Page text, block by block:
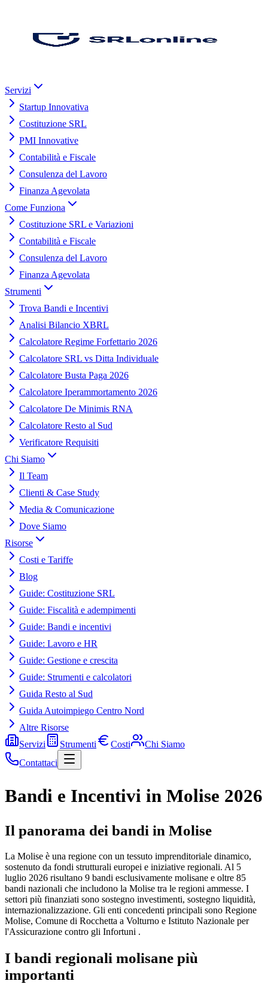
Servizi
Startup Innovativa
Costituzione SRL
PMI Innovative
Contabilità e Fiscale
Consulenza del Lavoro
Finanza Agevolata
Come Funziona
Costituzione SRL e Variazioni
Contabilità e Fiscale
Consulenza del Lavoro
Finanza Agevolata
Strumenti
Trova Bandi e Incentivi
Analisi Bilancio XBRL
Calcolatore Regime Forfettario 2026
Calcolatore SRL vs Ditta Individuale
Calcolatore Busta Paga 2026
Calcolatore Iperammortamento 2026
Calcolatore De Minimis RNA
Calcolatore Resto al Sud
Verificatore Requisiti
Chi Siamo
Il Team
Clienti & Case Study
Media & Comunicazione
Dove Siamo
Risorse
Costi e Tariffe
Blog
Guide: Costituzione SRL
Guide: Fiscalità e adempimenti
Guide: Bandi e incentivi
Guide: Lavoro e HR
Guide: Gestione e crescita
Guide: Strumenti e calcolatori
Guida Resto al Sud
Guida Autoimpiego Centro Nord
Altre Risorse
Servizi
Strumenti Costi
Chi Siamo
Contattaci
Bandi e Incentivi in Molise 2026
Il panorama dei bandi in Molise
La Molise è una regione con un tessuto imprenditoriale dinamico,
sostenuto da fondi strutturali europei e iniziative regionali. Al 5
luglio 2026 risultano 9 bandi esclusivamente molisane e oltre 85
bandi nazionali che includono la Molise tra le regioni ammesse. I
settori più finanziati sono sostegno investimenti, sostegno liquidità,
internazionalizzazione. Gli enti concedenti principali sono Regione
Molise, Comune di Rocchetta a Volturno e Istituto Nazionale per
l'Assicurazione contro gli Infortuni .
I bandi regionali molisane più
importanti